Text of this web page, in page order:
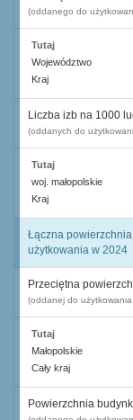
(oddanego do
Tutaj
Województwo
Kraj
Liczba izb na 1000
(oddanych do
Tutaj
woj. małopolskie
Kraj
Łączna
użytkowania w 2024
Przeciętna
(oddanej do
Tutaj
Małopolskie
Cały kraj
Powierzchnia